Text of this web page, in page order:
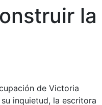
la
de Victoria
inquietud, la escritora